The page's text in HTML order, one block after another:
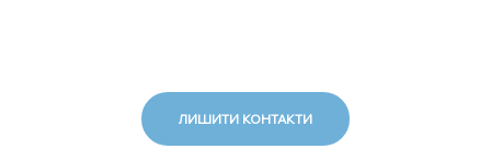
ЛИШИТИ КОНТАКТИ